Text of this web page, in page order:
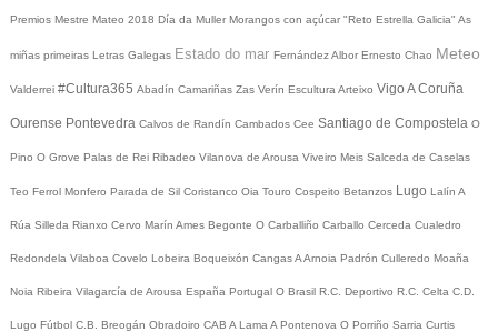
Premios Mestre Mateo 2018 Día da Muller Morangos con açúcar "Reto Estrella Galicia" As
miñas primeiras Letras Galegas Estado do mar Fernández Albor Ernesto Chao Meteo
Valderrei #Cultura365 Abadín Camariñas Zas Verín Escultura Arteixo Vigo A Coruña
Ourense Pontevedra Calvos de Randín Cambados Cee Santiago de Compostela O
Pino O Grove Palas de Rei Ribadeo Vilanova de Arousa Viveiro Meis Salceda de Caselas
Teo Ferrol Monfero Parada de Sil Coristanco Oia Touro Cospeito Betanzos Lugo Lalín A
Rúa Silleda Rianxo Cervo Marín Ames Begonte O Carballiño Carballo Cerceda Cualedro
Redondela Vilaboa Covelo Lobeira Boqueixón CangasA Arnoia Padrón Culleredo Moaña
Noia Ribeira Vilagarcía de Arousa España Portugal O Brasil R.C. Deportivo R.C. Celta C.D.
Lugo Fútbol C.B. Breogán Obradoiro CAB A Lama A Pontenova O Porriño Sarria Curtis